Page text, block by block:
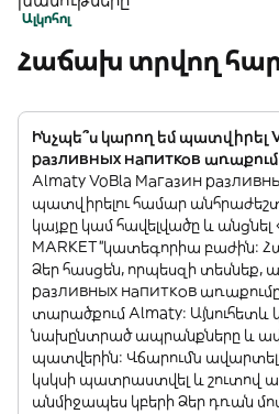
Ալկոհոլ
Հաճախ տրվող
Ինչպե՞ս կարող եմ պատվիրել
разливных напитков
Almaty VoBla Магазин
պատվիրելու համար անհրաժեշտ
կայքը կամ հավելվածը և անցնել
MARKET”կատեգորիա բաժին:
Ձեր հասցեն, որպեսզի տեսնեք,
разливных напитков
տարածքում Almaty: Այնուհետև
նախընտրած ապրանքները և
պատվերին: Վճարումն
կսկսի պատրաստվել և շուտով
անմիջապես կբերի Ձեր դռան